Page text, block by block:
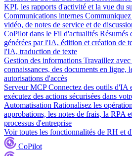
KPI, les rapports d'activité et la vue du
Communications internes
vidéo, de notes de service et de
CoPilot dans le Fil d'actualités Résumés
générées par l'IA, édition et création de
l'IA, traduction de texte
Gestion des informations Travaillez avec
connaissances, des documents en ligne,
autorisations d'accès
Serveur MCP Connectez des outils d'IA
exécutez des actions sécurisées dans
Automatisation Rationalisez les
approbations, les notes de frais, la RPA
processus d'entreprise
Voir toutes les fonctionnalités de RH et
CoPilot